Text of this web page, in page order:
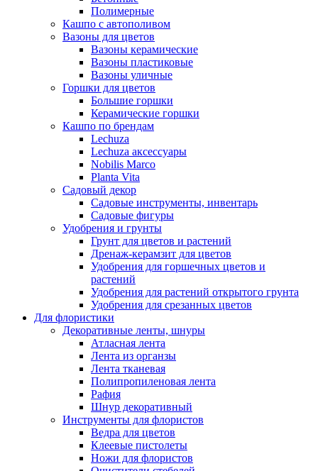
Полимерные
Кашпо с автополивом
Вазоны для цветов
Вазоны керамические
Вазоны пластиковые
Вазоны уличные
Горшки для цветов
Большие горшки
Керамические горшки
Кашпо по брендам
Lechuza
Lechuza аксессуары
Nobilis Marco
Planta Vita
Садовый декор
Садовые инструменты, инвентарь
Садовые фигуры
Удобрения и грунты
Грунт для цветов и растений
Дренаж-керамзит для цветов
Удобрения для горшечных цветов и
растений
Удобрения для растений открытого грунта
Удобрения для срезанных цветов
Для флористики
Декоративные ленты, шнуры
Атласная лента
Лента из органзы
Лента тканевая
Полипропиленовая лента
Рафия
Шнур декоративный
Инструменты для флористов
Ведра для цветов
Клеевые пистолеты
Ножи для флористов